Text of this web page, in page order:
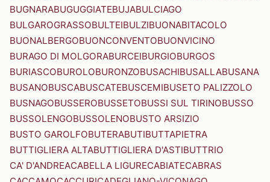
BUGNARABUGUGGIATEBUJABULCIAGO
BULGAROGRASSOBULTEIBULZIBUONABITACOLO
BUONALBERGOBUONCONVENTOBUONVICINO
BURAGO DI MOLGORABURCEIBURGIOBURGOS
BURIASCOBUROLOBURONZOBUSACHIBUSALLABUSANA
BUSANOBUSCABUSCATEBUSCEMIBUSETO PALIZZOLO
BUSNAGOBUSSEROBUSSETOBUSSI SUL TIRINOBUSSO
BUSSOLENGOBUSSOLENOBUSTO ARSIZIO
BUSTO GAROLFOBUTERABUTIBUTTAPIETRA
BUTTIGLIERA ALTABUTTIGLIERA D'ASTIBUTTRIO
CA' D'ANDREACABELLA LIGURECABIATECABRAS